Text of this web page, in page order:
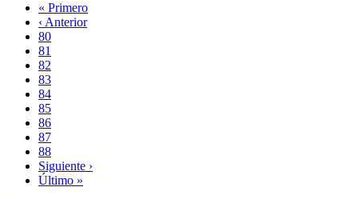
Paginación
Primera
página
« Primero
Página
anterior
‹ Anterior
Page
80
Page
81
Page
82
Page
83
Página
actual
84
Page
85
Page
86
Page
87
Page
88
Siguiente
página
Siguiente ›
Última
Último »